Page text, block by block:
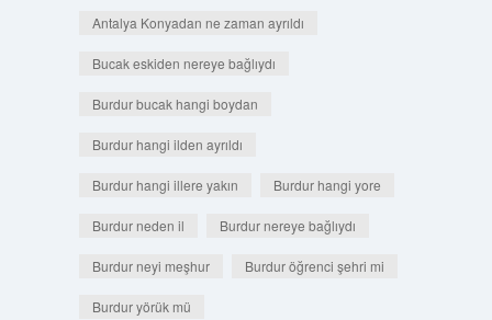
Antalya Konyadan ne zaman ayrıldı
Bucak eskiden nereye bağlıydı
Burdur bucak hangi boydan
Burdur hangi ilden ayrıldı
Burdur hangi illere yakın Burdur hangi yore
Burdur neden il Burdur nereye bağlıydı
Burdur neyi meşhur Burdur öğrenci şehri mi
Burdur yörük mü